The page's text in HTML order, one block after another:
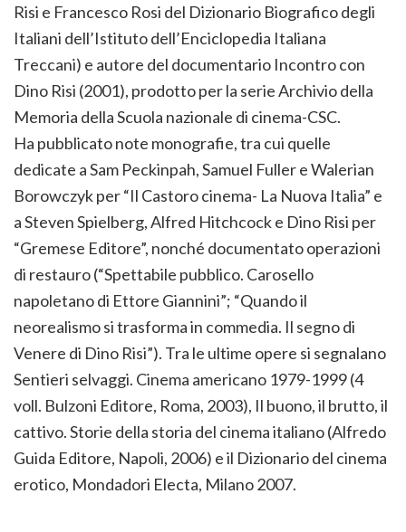
Risi e Francesco Rosi del Dizionario Biografico degli
Italiani dell’Istituto dell’Enciclopedia Italiana
Treccani) e autore del documentario Incontro con
Dino Risi (2001), prodotto per la serie Archivio della
Memoria della Scuola nazionale di cinema-CSC.
Ha pubblicato note monografie, tra cui quelle
dedicate a Sam Peckinpah, Samuel Fuller e Walerian
Borowczyk per “Il Castoro cinema- La Nuova Italia” e
a Steven Spielberg, Alfred Hitchcock e Dino Risi per
“Gremese Editore”, nonché documentato operazioni
di restauro (“Spettabile pubblico. Carosello
napoletano di Ettore Giannini”; “Quando il
neorealismo si trasforma in commedia. Il segno di
Venere di Dino Risi”). Tra le ultime opere si segnalano
Sentieri selvaggi. Cinema americano 1979-1999 (4
voll. Bulzoni Editore, Roma, 2003), Il buono, il brutto, il
cattivo. Storie della storia del cinema italiano (Alfredo
Guida Editore, Napoli, 2006) e il Dizionario del cinema
erotico, Mondadori Electa, Milano 2007.